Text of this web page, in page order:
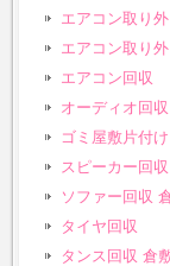
エアコン取り外
エアコン取り
エアコン回収
オーディオ回収
ゴミ屋敷片付け
スピーカー回収
ソファー回収
タイヤ回収
タンス回収 倉